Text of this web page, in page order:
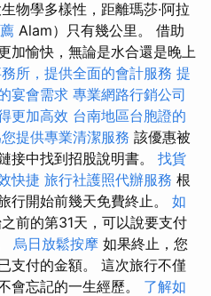
物學多樣性，距離瑪莎·阿拉
Alam）只有幾公里。 借助
加愉快，無論是水合還是晚上
所，提供全面的會計服務 提
宴會需求 專業網路行銷公司
更加高效 台南地區台胞證的
提供專業清潔服務 該優惠被
接中找到招股說明書。 找貨
快捷 旅行社護照代辦服務 根
行開始前幾天免費終止。 如
前的第31天，可以說要支付
烏日放鬆按摩 如果終止，您
支付的金額。 這次旅行不僅
會忘記的一生經歷。 了解如